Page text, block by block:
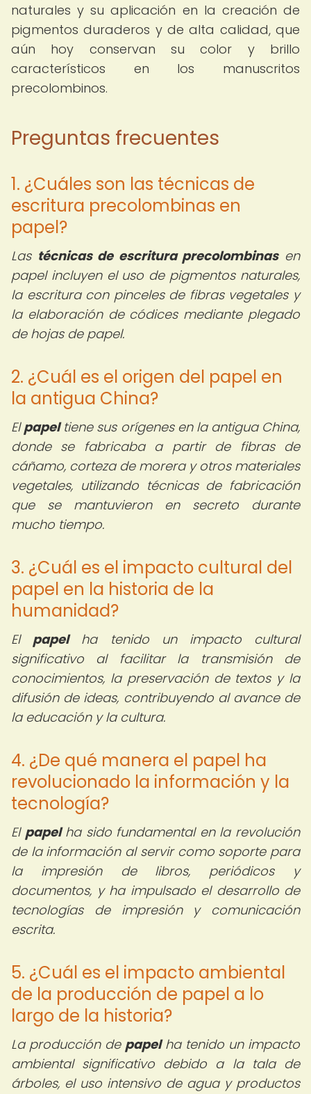
naturales y su aplicación en la creación de
pigmentos duraderos y de alta calidad, que
aún hoy conservan su color y brillo
característicos en los manuscritos
precolombinos.
Preguntas frecuentes
1. ¿Cuáles son las técnicas de
escritura precolombinas en
papel?
Las técnicas de escritura precolombinasen
papel incluyen el uso de pigmentos naturales,
la escritura con pinceles de fibras vegetales y
la elaboración de códices mediante plegado
de hojas de papel.
2. ¿Cuál es el origen del papel en
la antigua China?
Elpapeltiene sus orígenes en la antigua China,
donde se fabricaba a partir de fibras de
cáñamo, corteza de morera y otros materiales
vegetales, utilizando técnicas de fabricación
que se mantuvieron en secreto durante
mucho tiempo.
3. ¿Cuál es el impacto cultural del
papel en la historia de la
humanidad?
El papelha tenido un impacto cultural
significativo al facilitar la transmisión de
conocimientos, la preservación de textos y la
difusión de ideas, contribuyendo al avance de
la educación y la cultura.
4. ¿De qué manera el papel ha
revolucionado la información y la
tecnología?
El papelha sido fundamental en la revolución
de la información al servir como soporte para
la impresión de libros, periódicos y
documentos, y ha impulsado el desarrollo de
tecnologías de impresión y comunicación
escrita.
5. ¿Cuál es el impacto ambiental
de la producción de papel a lo
largo de la historia?
La producción de papelha tenido un impacto
ambiental significativo debido a la tala de
árboles, el uso intensivo de agua y productos